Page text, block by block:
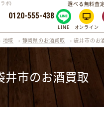
ボ)
0120-555-438
選べる無料査
LINE オンライン
地域 › 静岡県のお酒買取 ›袋井市のお
井市のお酒買取